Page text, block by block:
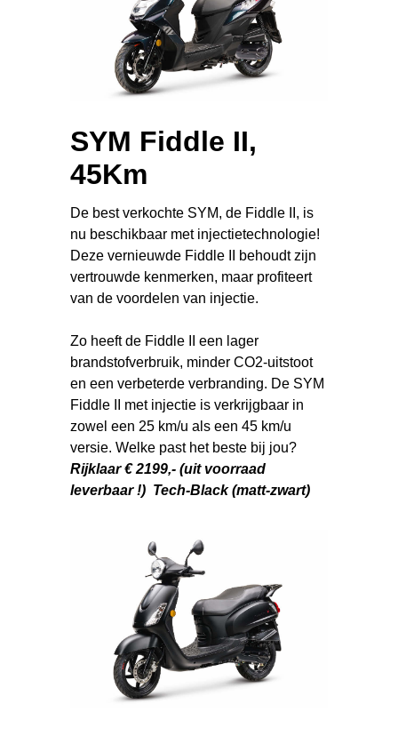
SYM Fiddle II,
45Km
De best verkochte SYM, de Fiddle II, is
nu beschikbaar met injectietechnologie!
Deze vernieuwde Fiddle II behoudt zijn
vertrouwde kenmerken, maar profiteert
van de voordelen van injectie.
Zo heeft de Fiddle II een lager
brandstofverbruik, minder CO2-uitstoot
en een verbeterde verbranding. De SYM
Fiddle II met injectie is verkrijgbaar in
zowel een 25 km/u als een 45 km/u
versie. Welke past het beste bij jou?
Rijklaar € 2199,- (uit voorraad
leverbaar !) Tech-Black (matt-zwart)